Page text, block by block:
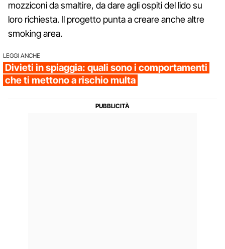
mozziconi da smaltire, da dare agli ospiti del lido su
loro richiesta. Il progetto punta a creare anche altre
smoking area.
LEGGI ANCHE
Divieti in spiaggia: quali sono i comportamenti
che ti mettono a rischio multa